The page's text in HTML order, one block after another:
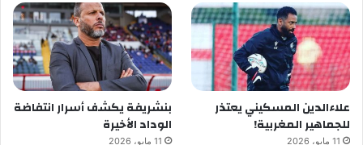
علاءالدين المسكيني يعتذر
للجماهير المغربية!
11 مايو، 2026
بنشريفة يكشف أسرار انتفاضة
الوداد الأخيرة
11 مايو، 2026